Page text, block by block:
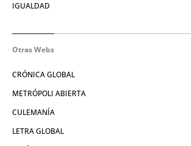
IGUALDAD
Otras Webs
CRÓNICA GLOBAL
METRÓPOLI ABIERTA
CULEMANÍA
LETRA GLOBAL